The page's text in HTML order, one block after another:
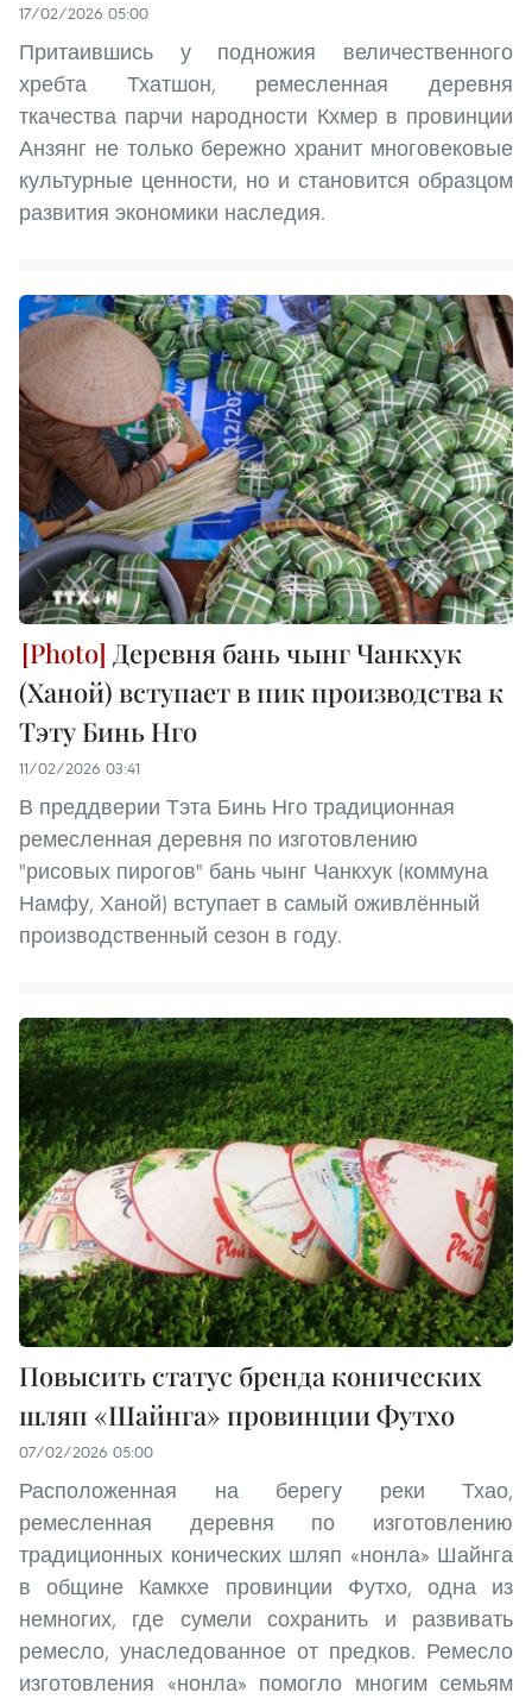
17/02/2026 05:00
Притаившись у подножия величественного
хребта Тхатшон, ремесленная деревня
ткачества парчи народности Кхмер в провинции
Анзянг не только бережно хранит многовековые
культурные ценности, но и становится образцом
развития экономики наследия.
Деревня бань чынг Чанкхук
(Ханой) вступает в пик производства к
Тэту Бинь Нго
11/02/2026 03:41
В преддверии Тэта Бинь Нго традиционная
ремесленная деревня по изготовлению
"рисовых пирогов" бань чынг Чанкхук (коммуна
Намфу, Ханой) вступает в самый оживлённый
производственный сезон в году.
Повысить статус бренда конических
шляп «Шайнга» провинции Футхо
07/02/2026 05:00
Расположенная на берегу реки Тхао,
ремесленная деревня по изготовлению
традиционных конических шляп «нонла» Шайнга
в общине Камкхе провинции Футхо, одна из
немногих, где сумели сохранить и развивать
ремесло, унаследованное от предков. Ремесло
изготовления «нонла» помогло многим семьям